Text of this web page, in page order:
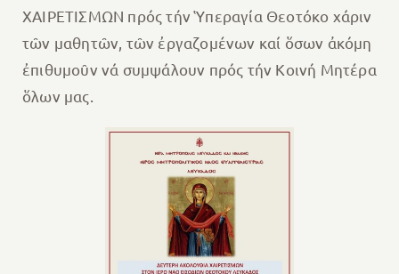
ΧΑΙΡΕΤΙΣΜΩΝ πρός τήν Ὑπεραγία Θεοτόκο χάριν
τῶν μαθητῶν, τῶν ἐργαζομένων καί ὅσων ἀκόμη
ἐπιθυμοῦν νά συμψάλουν πρός τήν Κοινή Μητέρα
ὅλων μας.